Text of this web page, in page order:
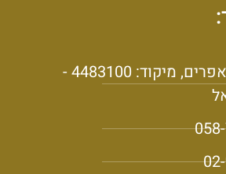
יצהר, ד.נ אפרים, מיקוד: 4483100 -